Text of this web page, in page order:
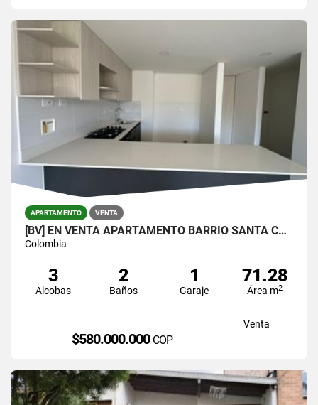
APARTAMENTO VENTA
[BV] EN VENTA APARTAMENTO BARRIO SANTA CATALINA, SURAMÉRICA, ITAGÜÍ
Colombia
3
Alcobas
2
Baños
1
Garaje
71.28
Área m2
Venta
$580.000.000 COP